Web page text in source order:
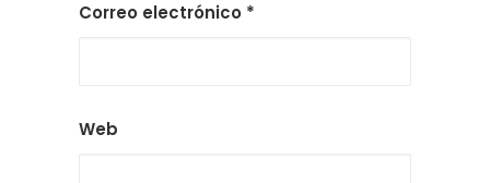
Correo electrónico *
Web